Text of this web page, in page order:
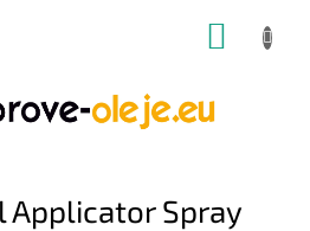
Applicator Spray